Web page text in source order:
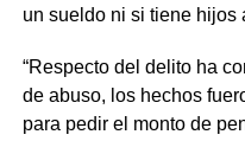
un sueldo ni si tiene hijos
“Respecto del delito ha
de abuso, los hechos
para pedir el monto de